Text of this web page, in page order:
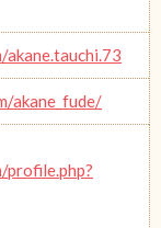
akane_fude/
profile.php?